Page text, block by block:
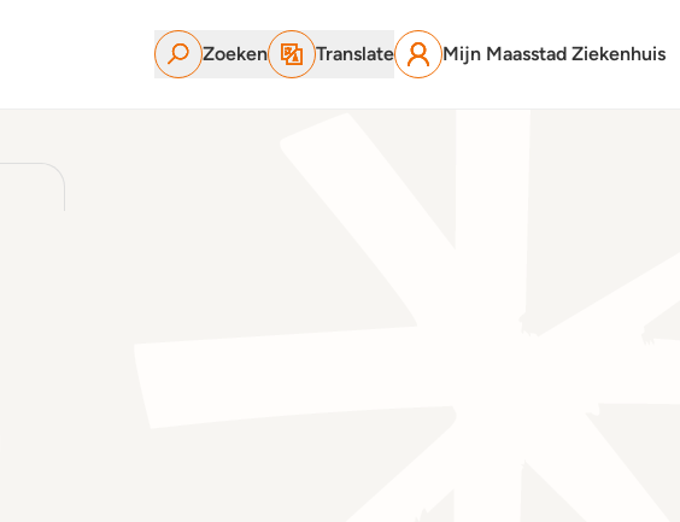
Zoeken Translate Mijn Maasstad Ziekenhuis